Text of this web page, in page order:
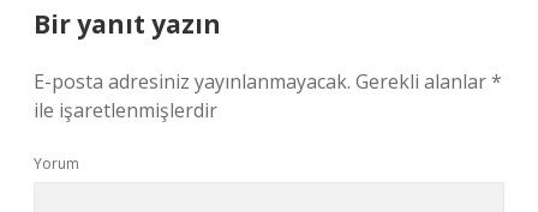
Bir yanıt yazın
E-posta adresiniz yayınlanmayacak. Gerekli alanlar*
ile işaretlenmişlerdir
Yorum